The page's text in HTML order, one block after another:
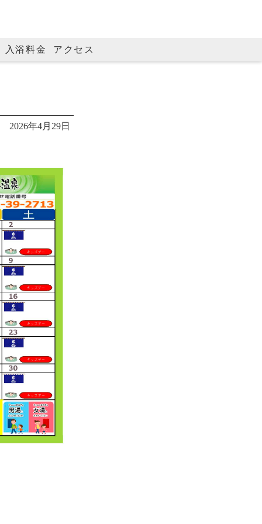
入浴料金 アクセス
2026年4月29日